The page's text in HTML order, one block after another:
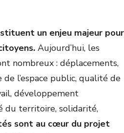
un enjeu majeur pour
Aujourd’hui, les
nombreux : déplacements,
l’espace public, qualité de
développement
du territoire, solidarité,
sont au cœur du projet